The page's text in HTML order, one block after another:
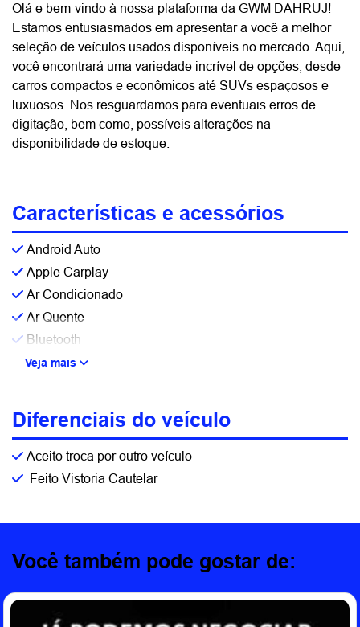
Olá e bem-vindo à nossa plataforma da GWM DAHRUJ!
Estamos entusiasmados em apresentar a você a melhor
seleção de veículos usados disponíveis no mercado. Aqui,
você encontrará uma variedade incrível de opções, desde
carros compactos e econômicos até SUVs espaçosos e
luxuosos. Nos resguardamos para eventuais erros de
digitação, bem como, possíveis alterações na
disponibilidade de estoque.
Características e acessórios
Android Auto
Apple Carplay
Ar Condicionado
Ar Quente
Bluetooth
Veja mais
Diferenciais do veículo
Aceito troca por outro veículo
Feito Vistoria Cautelar
Você também pode gostar de: